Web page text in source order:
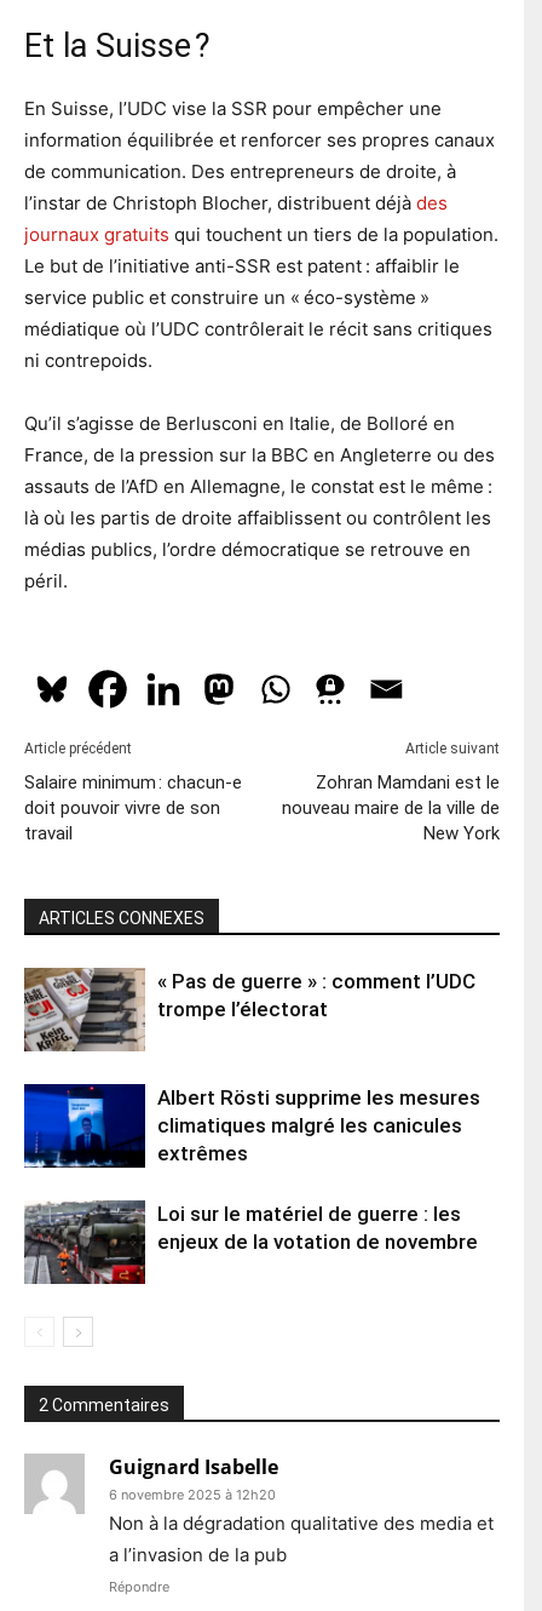
Et la Suisse ?
En Suisse, l’UDC vise la SSR pour empêcher une
information équilibrée et renforcer ses propres canaux
de communication. Des entrepreneurs de droite, à
l’instar de Christoph Blocher, distribuent déjà des
journaux gratuits qui touchent un tiers de la population.
Le but de l’initiative anti-SSR est patent : affaiblir le
service public et construire un « éco-système »
médiatique où l’UDC contrôlerait le récit sans critiques
ni contrepoids.
Qu’il s’agisse de Berlusconi en Italie, de Bolloré en
France, de la pression sur la BBC en Angleterre ou des
assauts de l’AfD en Allemagne, le constat est le même :
là où les partis de droite affaiblissent ou contrôlent les
médias publics, l’ordre démocratique se retrouve en
péril.
Article précédent
Salaire minimum : chacun-e
doit pouvoir vivre de son
travail
Article suivant
Zohran Mamdani est le
nouveau maire de la ville de
New York
ARTICLES CONNEXES
« Pas de guerre » : comment l’UDC
trompe l’électorat
Albert Rösti supprime les mesures
climatiques malgré les canicules
extrêmes
Loi sur le matériel de guerre : les
enjeux de la votation de novembre
2 Commentaires
Guignard Isabelle
6 novembre 2025 à 12h20
Non à la dégradation qualitative des media et
a l’invasion de la pub
Répondre